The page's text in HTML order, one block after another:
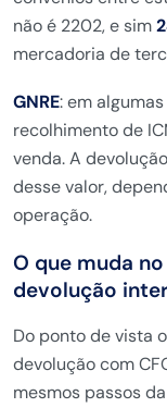
não é 2202, e sim
mercadoria de
GNRE: em
recolhimento de
venda. A
desse valor,
operação.
O que muda
devolução
Do ponto de vista
devolução com
mesmos passos